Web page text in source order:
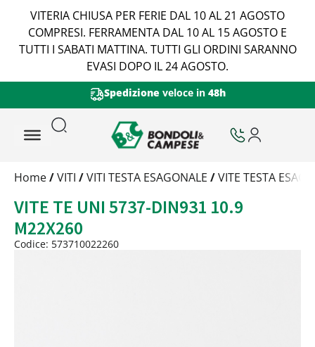
VITERIA CHIUSA PER FERIE DAL 10 AL 21 AGOSTO
COMPRESI. FERRAMENTA DAL 10 AL 15 AGOSTO E
TUTTI I SABATI MATTINA. TUTTI GLI ORDINI SARANNO
EVASI DOPO IL 24 AGOSTO.
Spedizione veloce in 48h
Trattamento
Peso
Quantità
Trattamento:grezzo
Home/VITI /VITI TESTA ESAGONALE /VITE TESTA
VITE TE UNI 5737-DIN931 10.9
M22X260
Codice: 573710022260